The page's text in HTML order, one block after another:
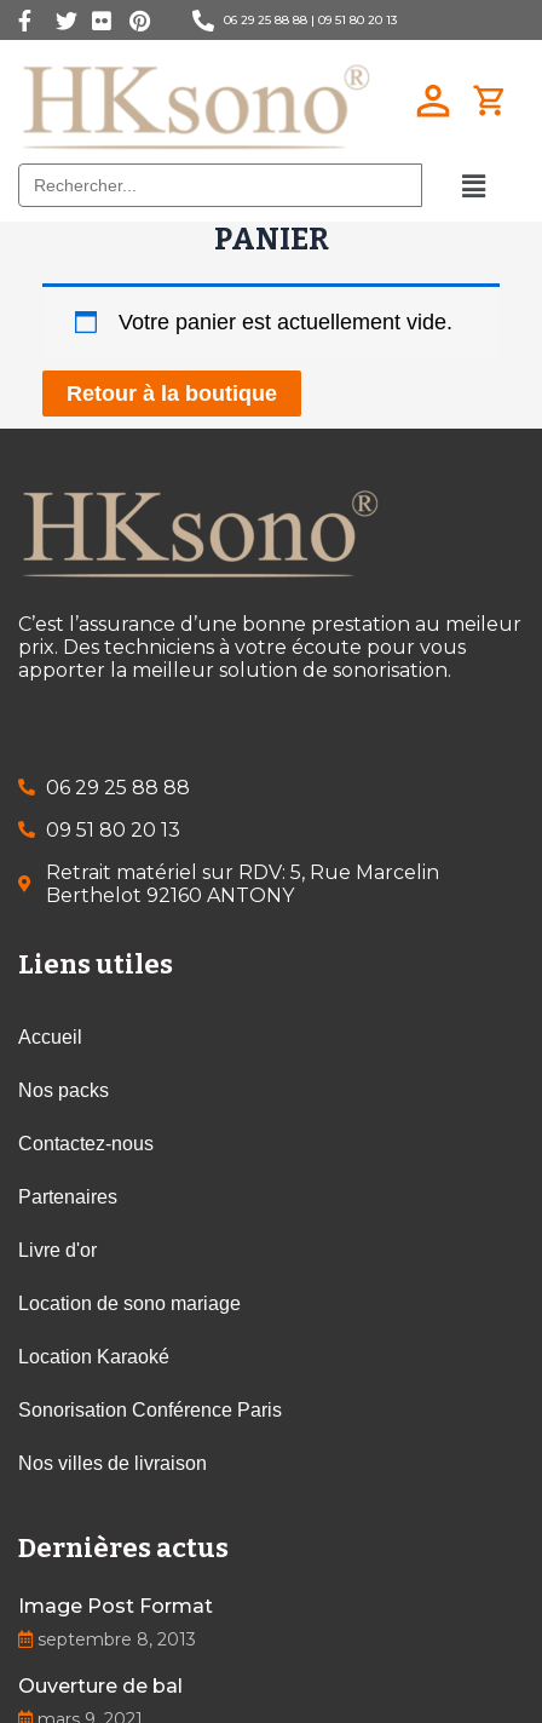
06 29 25 88 88 | 09 51 80 20 13
Search
for:
PANIER
Votre panier est actuellement vide.
Retour à la boutique
C’est l’assurance d’une bonne prestation au meileur
prix. Des techniciens à votre écoute pour vous
apporter la meilleur solution de sonorisation.
06 29 25 88 88
09 51 80 20 13
Retrait matériel sur RDV: 5, Rue Marcelin
Berthelot 92160 ANTONY
Liens utiles
Accueil
Nos packs
Contactez-nous
Partenaires
Livre d'or
Location de sono mariage
Location Karaoké
Sonorisation Conférence Paris
Nos villes de livraison
Dernières actus
Image Post Format
septembre 8, 2013
Ouverture de bal